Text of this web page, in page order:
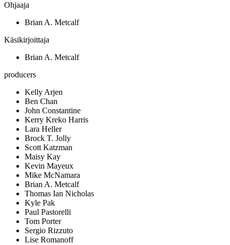
Ohjaaja
Brian A. Metcalf
Käsikirjoittaja
Brian A. Metcalf
producers
Kelly Arjen
Ben Chan
John Constantine
Kerry Kreko Harris
Lara Heller
Brock T. Jolly
Scott Katzman
Maisy Kay
Kevin Mayeux
Mike McNamara
Brian A. Metcalf
Thomas Ian Nicholas
Kyle Pak
Paul Pastorelli
Tom Porter
Sergio Rizzuto
Lise Romanoff